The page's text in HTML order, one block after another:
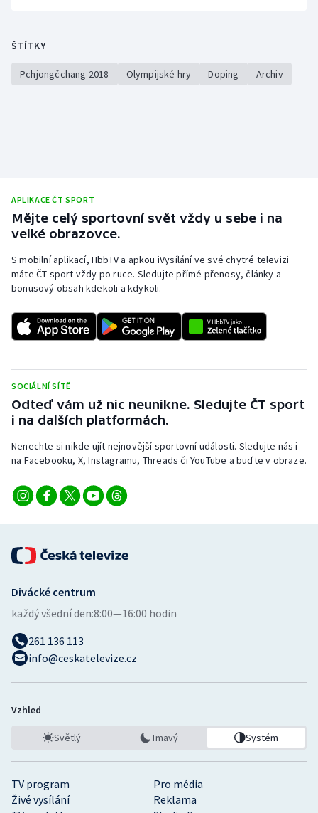
Rychlobruslení
Rychlostní kanoistika
Triatlon
Veslování
Vodní slalom
Volejbal
ŠTÍTKY
Pchjongčchang 2018 Olympijské hry Doping Archiv
APLIKACE ČT SPORT
Mějte celý sportovní svět vždy u sebe i na
velké obrazovce.
S mobilní aplikací, HbbTV a apkou iVysílání ve své chytré televizi
máte ČT sport vždy po ruce. Sledujte přímé přenosy, články a
bonusový obsah kdekoli a kdykoli.
SOCIÁLNÍ SÍTĚ
Odteď vám už nic neunikne. Sledujte ČT sport
i na dalších platformách.
Nenechte si nikde ujít nejnovější sportovní události. Sledujte nás i
na Facebooku, X, Instagramu, Threads či YouTube a buďte v obraze.
TV program
Pro média
Živé vysílání
Reklama
Divácké centrum
každý všední den:8:00—16:00 hodin
261 136 113
info@ceskatelevize.cz
Vzhled
Světlý Tmavý Systém